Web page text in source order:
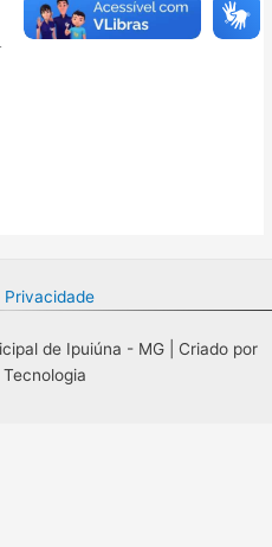
Privacidade
de Ipuiúna - MG | Criado por